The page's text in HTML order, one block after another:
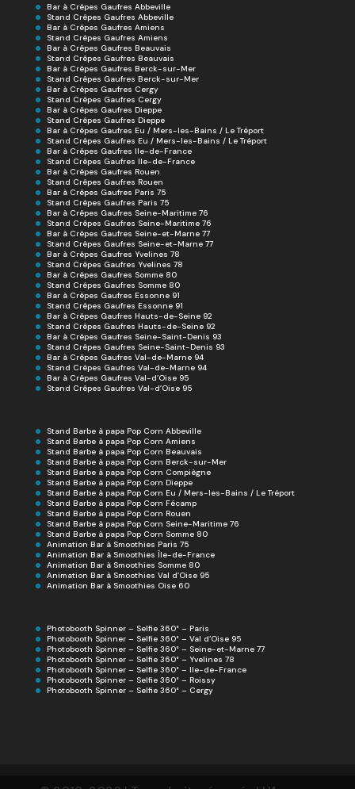
Bar à Crêpes Gaufres Abbeville
Stand Crêpes Gaufres Abbeville
Bar à Crêpes Gaufres Amiens
Stand Crêpes Gaufres Amiens
Bar à Crêpes Gaufres Beauvais
Stand Crêpes Gaufres Beauvais
Bar à Crêpes Gaufres Berck-sur-Mer
Stand Crêpes Gaufres Berck-sur-Mer
Bar à Crêpes Gaufres Cergy
Stand Crêpes Gaufres Cergy
Bar à Crêpes Gaufres Dieppe
Stand Crêpes Gaufres Dieppe
Bar à Crêpes Gaufres Eu / Mers-les-Bains / Le Tréport
Stand Crêpes Gaufres Eu / Mers-les-Bains / Le Tréport
Bar à Crêpes Gaufres Ile-de-France
Stand Crêpes Gaufres Ile-de-France
Bar à Crêpes Gaufres Rouen
Stand Crêpes Gaufres Rouen
Bar à Crêpes Gaufres Paris 75
Stand Crêpes Gaufres Paris 75
Bar à Crêpes Gaufres Seine-Maritime 76
Stand Crêpes Gaufres Seine-Maritime 76
Bar à Crêpes Gaufres Seine-et-Marne 77
Stand Crêpes Gaufres Seine-et-Marne 77
Bar à Crêpes Gaufres Yvelines 78
Stand Crêpes Gaufres Yvelines 78
Bar à Crêpes Gaufres Somme 80
Stand Crêpes Gaufres Somme 80
Bar à Crêpes Gaufres Essonne 91
Stand Crêpes Gaufres Essonne 91
Bar à Crêpes Gaufres Hauts-de-Seine 92
Stand Crêpes Gaufres Hauts-de-Seine 92
Bar à Crêpes Gaufres Seine-Saint-Denis 93
Stand Crêpes Gaufres Seine-Saint-Denis 93
Bar à Crêpes Gaufres Val-de-Marne 94
Stand Crêpes Gaufres Val-de-Marne 94
Bar à Crêpes Gaufres Val-d’Oise 95
Stand Crêpes Gaufres Val-d’Oise 95
Stand Barbe à papa Pop Corn Abbeville
Stand Barbe à papa Pop Corn Amiens
Stand Barbe à papa Pop Corn Beauvais
Stand Barbe à papa Pop Corn Berck-sur-Mer
Stand Barbe à papa Pop Corn Compiègne
Stand Barbe à papa Pop Corn Dieppe
Stand Barbe à papa Pop Corn Eu / Mers-les-Bains / Le Tréport
Stand Barbe à papa Pop Corn Fécamp
Stand Barbe à papa Pop Corn Rouen
Stand Barbe à papa Pop Corn Seine-Maritime 76
Stand Barbe à papa Pop Corn Somme 80
Animation Bar à Smoothies Paris 75
Animation Bar à Smoothies Île-de-France
Animation Bar à Smoothies Somme 80
Animation Bar à Smoothies Val d’Oise 95
Animation Bar à Smoothies Oise 60
Photobooth Spinner – Selfie 360° – Paris
Photobooth Spinner – Selfie 360° – Val d’Oise 95
Photobooth Spinner – Selfie 360° – Seine-et-Marne 77
Photobooth Spinner – Selfie 360° – Yvelines 78
Photobooth Spinner – Selfie 360° – Ile-de-France
Photobooth Spinner – Selfie 360° – Roissy
Photobooth Spinner – Selfie 360° – Cergy